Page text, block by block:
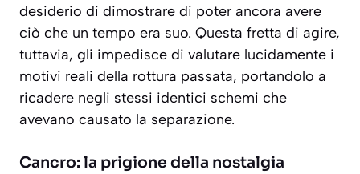
desiderio di dimostrare di poter ancora avere
ciò che un tempo era suo. Questa fretta di agire,
tuttavia, gli impedisce di valutare lucidamente i
motivi reali della rottura passata, portandolo a
ricadere negli stessi identici schemi che
avevano causato la separazione.
Cancro: la prigione della nostalgia